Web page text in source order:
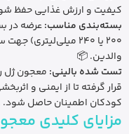
کیفیت و ارزش غذایی حفظ
بسته‌بندی مناسب:عرضه در
200 یا 240
والدین. 📦
تست شده بالینی: معجون ژل
قرار گرفته تا از ایمنی و
کودکان اطمینان حاصل شود.
مزایای کلیدی